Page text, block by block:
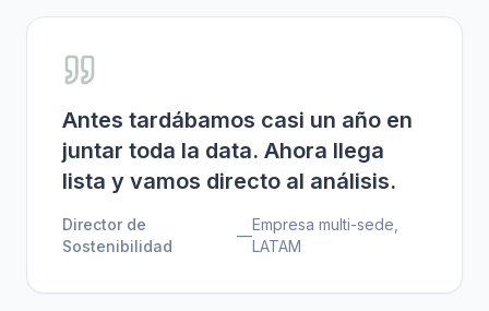
Antes tardábamos casi un año en
juntar toda la data. Ahora llega
lista y vamos directo al análisis.
Director de
Sostenibilidad
—
Empresa multi-sede,
LATAM